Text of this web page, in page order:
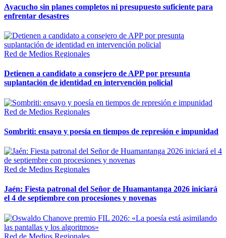
Ayacucho sin planes completos ni presupuesto suficiente para
enfrentar desastres
Red de Medios Regionales
Detienen a candidato a consejero de APP por presunta
suplantación de identidad en intervención policial
Red de Medios Regionales
Sombriti: ensayo y poesía en tiempos de represión e impunidad
Red de Medios Regionales
Jaén: Fiesta patronal del Señor de Huamantanga 2026 iniciará
el 4 de septiembre con procesiones y novenas
Red de Medios Regionales